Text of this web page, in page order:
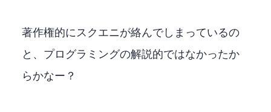
著作権的にスクエニが絡んでしまっているの
と、プログラミングの解説的ではなかったか
らかなー？